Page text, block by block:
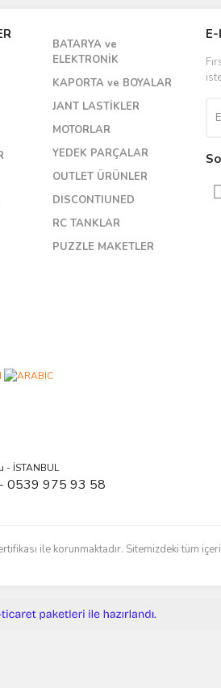
Yorum Yaz
BATARYA ve
ELEKTRONİK
KAPORTA ve BOYALAR
JANT LASTİKLER
MOTORLAR
YEDEK PARÇALAR
OUTLET ÜRÜNLER
DISCONTIUNED
RC TANKLAR
PUZZLE MAKETLER
- İSTANBUL
0539 975 93 58
ile korunmaktadır. Sitemizdeki tüm
e-